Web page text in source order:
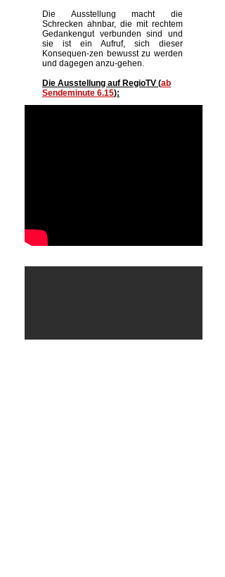
Die Ausstellung macht die
Schrecken ahnbar, die mit rechtem
Gedankengut verbunden sind und
sie ist ein Aufruf, sich dieser
Konsequen-zen bewusst zu werden
und dagegen anzu-gehen.
Die Ausstellung auf RegioTV (ab
Sendeminute 6.15):